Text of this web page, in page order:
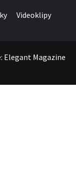
Videoklipy
Elegant Magazine